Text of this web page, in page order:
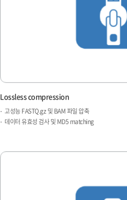
Lossless compression
고성능 FASTQ.gz 및 BAM 파일 압축
데이터 유효성 검사 및 MD5 matching